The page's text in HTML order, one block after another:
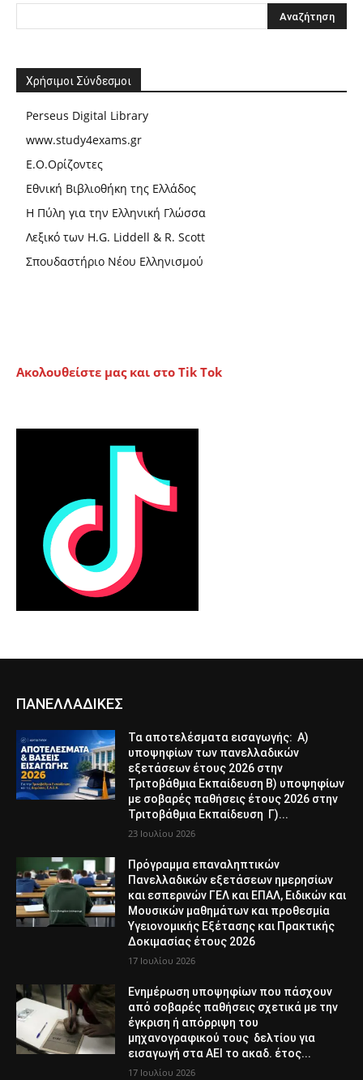
Χρήσιμοι Σύνδεσμοι
Perseus Digital Library
www.study4exams.gr
Ε.Ο.Ορίζοντες
Εθνική Βιβλιοθήκη της Ελλάδος
Η Πύλη για την Ελληνική Γλώσσα
Λεξικό των H.G. Liddell & R. Scott
Σπουδαστήριο Νέου Ελληνισμού
Ακολουθείστε μας και στο Tik Tok
ΠΑΝΕΛΛΑΔΙΚΕΣ
Τα αποτελέσματα εισαγωγής: Α)
υποψηφίων των πανελλαδικών
εξετάσεων έτους 2026 στην
Τριτοβάθμια Εκπαίδευση Β) υποψηφίων
με σοβαρές παθήσεις έτους 2026 στην
Τριτοβάθμια Εκπαίδευση Γ)...
23 Ιουλίου 2026
Πρόγραμμα επαναληπτικών
Πανελλαδικών εξετάσεων ημερησίων
και εσπερινών ΓΕΛ και ΕΠΑΛ, Ειδικών και
Μουσικών μαθημάτων και προθεσμία
Υγειονομικής Εξέτασης και Πρακτικής
Δοκιμασίας έτους 2026
17 Ιουλίου 2026
Ενημέρωση υποψηφίων που πάσχουν
από σοβαρές παθήσεις σχετικά με την
έγκριση ή απόρριψη του
μηχανογραφικού τους δελτίου για
εισαγωγή στα ΑΕΙ το ακαδ. έτος...
17 Ιουλίου 2026